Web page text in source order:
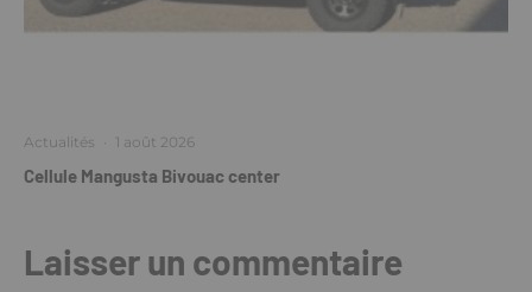
Actualités · 1 août 2026
Cellule Mangusta Bivouac center
Laisser un commentaire